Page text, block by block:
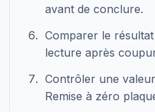
avant de conclure.
Comparer le
lecture après
Contrôler une
Remise à zéro